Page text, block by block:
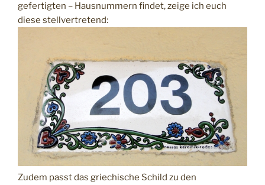
gefertigten – Hausnummern findet, zeige ich euch
diese stellvertretend:
Zudem passt das griechische Schild zu den